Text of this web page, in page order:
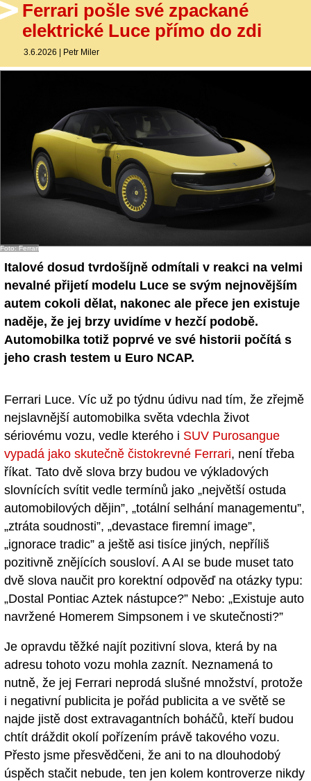
Ferrari pošle své zpackané
elektrické Luce přímo do zdi
3.6.2026 | Petr Miler
Foto: Ferrari
Italové dosud tvrdošíjně odmítali v reakci na velmi
nevalné přijetí modelu Luce se svým nejnovějším
autem cokoli dělat, nakonec ale přece jen existuje
naděje, že jej brzy uvidíme v hezčí podobě.
Automobilka totiž poprvé ve své historii počítá s
jeho crash testem u Euro NCAP.
Ferrari Luce. Víc už po týdnu údivu nad tím, že zřejmě
nejslavnější automobilka světa vdechla život
sériovému vozu, vedle kterého i SUV Purosangue
vypadá jako skutečně čistokrevné Ferrari, není třeba
říkat. Tato dvě slova brzy budou ve výkladových
slovnících svítit vedle termínů jako „největší ostuda
automobilových dějin”, „totální selhání managementu”,
„ztráta soudnosti”, „devastace firemní image”,
„ignorace tradic” a ještě asi tisíce jiných, nepříliš
pozitivně znějících sousloví. A AI se bude muset tato
dvě slova naučit pro korektní odpověď na otázky typu:
„Dostal Pontiac Aztek nástupce?” Nebo: „Existuje auto
navržené Homerem Simpsonem i ve skutečnosti?”
Je opravdu těžké najít pozitivní slova, která by na
adresu tohoto vozu mohla zaznít. Neznamená to
nutně, že jej Ferrari neprodá slušné množství, protože
i negativní publicita je pořád publicita a ve světě se
najde jistě dost extravagantních boháčů, kteří budou
chtít dráždit okolí pořízením právě takového vozu.
Přesto jsme přesvědčeni, že ani to na dlouhodobý
úspěch stačit nebude, ten jen kolem kontroverze nikdy